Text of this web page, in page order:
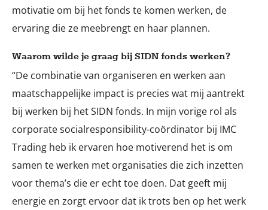
motivatie om bij het fonds te komen werken, de
ervaring die ze meebrengt en haar plannen.
Waarom wilde je graag bij SIDN fonds werken?
“De combinatie van organiseren en werken aan
maatschappelijke impact is precies wat mij aantrekt
bij werken bij het SIDN fonds. In mijn vorige rol als
corporate socialresponsibility-coördinator bij IMC
Trading heb ik ervaren hoe motiverend het is om
samen te werken met organisaties die zich inzetten
voor thema’s die er echt toe doen. Dat geeft mij
energie en zorgt ervoor dat ik trots ben op het werk